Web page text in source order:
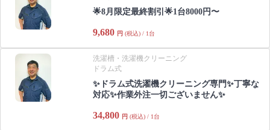
🌟8月限定最終割引🌟1台8000円〜
9,680 円 (税込) / 1台
洗濯槽・洗濯機クリーニング
ドラム式
✨ドラム式洗濯機クリーニング専門✨丁寧な
対応✨作業外注一切ございません✨
34,800 円 (税込) / 1台